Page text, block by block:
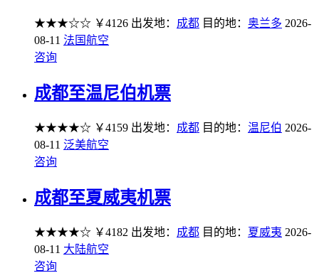
★★★☆☆ ￥4126 出发地： 成都 目的地： 奥兰多 2026-
08-11 法国航空
咨询
成都至温尼伯机票
★★★★☆ ￥4159 出发地： 成都 目的地： 温尼伯 2026-
08-11 泛美航空
咨询
成都至夏威夷机票
★★★★☆ ￥4182 出发地： 成都 目的地： 夏威夷 2026-
08-11 大陆航空
咨询